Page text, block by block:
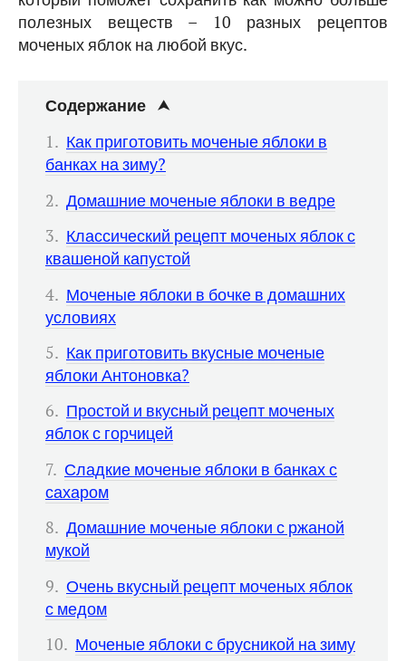
полезных веществ – 10 разных рецептов
моченых яблок на любой вкус.
Содержание
Как приготовить моченые яблоки в
банках на зиму?
Домашние моченые яблоки в ведре
Классический рецепт моченых яблок с
квашеной капустой
Моченые яблоки в бочке в домашних
условиях
Как приготовить вкусные моченые
яблоки Антоновка?
Простой и вкусный рецепт моченых
яблок с горчицей
Сладкие моченые яблоки в банках с
сахаром
Домашние моченые яблоки с ржаной
мукой
Очень вкусный рецепт моченых яблок
с медом
Моченые яблоки с брусникой на зиму